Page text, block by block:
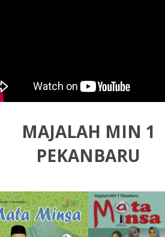
MAJALAH MIN 1
PEKANBARU